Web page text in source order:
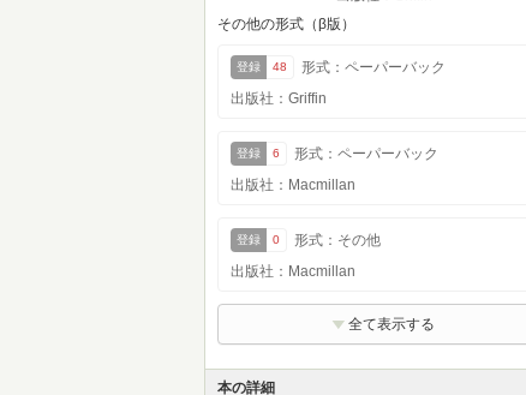
その他の形式（β版）
登録 48
形式：ペーパーバック
出版社：Griffin
登録 6
形式：ペーパーバック
出版社：Macmillan
登録 0
形式：その他
出版社：Macmillan
全て表示する
本の詳細